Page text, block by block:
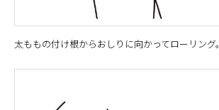
太ももの付け根からおしりに向かってローリング。